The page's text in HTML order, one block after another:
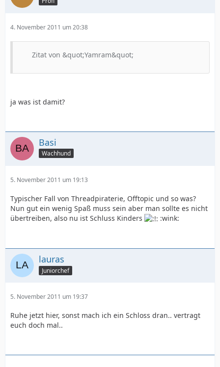
4. November 2011 um 20:38
Zitat von &quot;Yamram&quot;
ja was ist damit?
Basi
Wachhund
5. November 2011 um 19:13
Typischer Fall von Threadpiraterie, Offtopic und so was?
Nun gut ein wenig Spaß muss sein aber man sollte es nicht
übertreiben, also nu ist Schluss Kinders
:wink:
lauras
Juniorchef
5. November 2011 um 19:37
Ruhe jetzt hier, sonst mach ich ein Schloss dran.. vertragt
euch doch mal..